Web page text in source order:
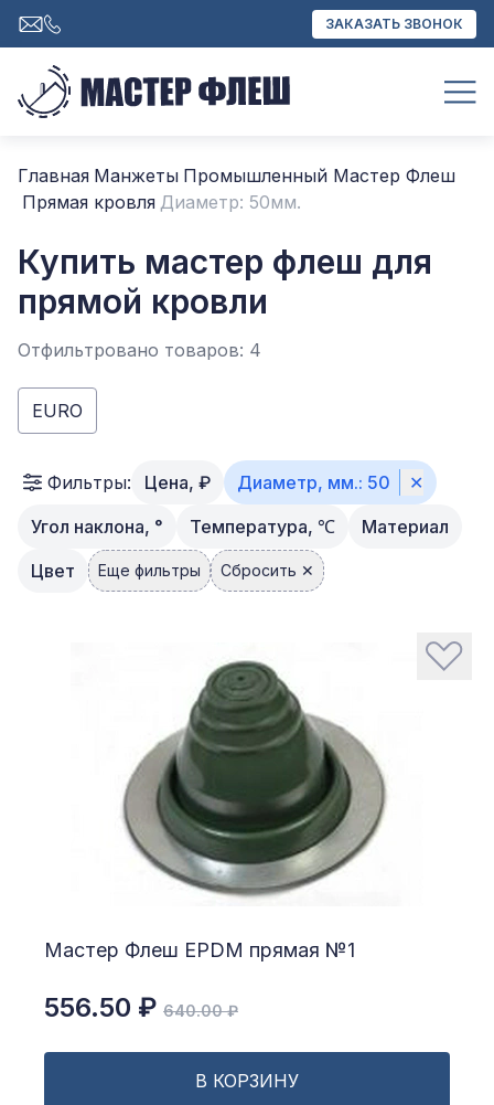
ЗАКАЗАТЬ ЗВОНОК
Главная Манжеты Промышленный Мастер Флеш
Прямая кровля Диаметр: 50мм.
Купить мастер флеш для
прямой кровли
Отфильтровано товаров: 4
EURO
Фильтры: Цена, ₽ Диаметр, мм.: 50
✕
Угол наклона, °
Температура, ℃
Материал
Цвет
Еще фильтры Сбросить ✕
Мастер Флеш EPDM прямая №1
556.50 ₽ 640.00 ₽
В КОРЗИНУ